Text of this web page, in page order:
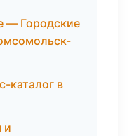
— Городские
каталог в
и